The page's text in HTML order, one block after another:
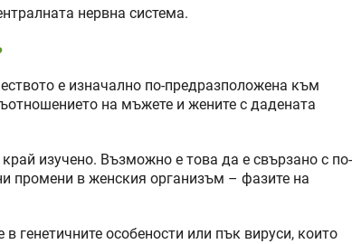
нервна система.
е изначално по-предразположена към
на мъжете и жените с дадената
изучено. Възможно е това да е свързано с по-
промени в женския организъм – фазите на
генетичните особености или пък вируси, които